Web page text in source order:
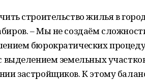
строительство жилья в
– Мы не создаём
бюрократических
выделением земельных
застройщиков. К этому